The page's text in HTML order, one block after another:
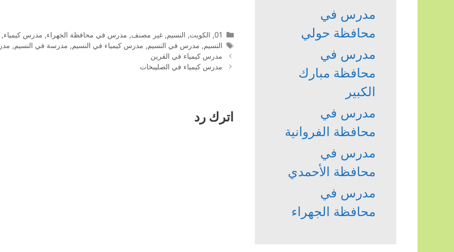
التصنيفات
01
, الكويت, النسيم, غير مصنف, مدرس في محافظة الجهراء, مدرس كيمياء,
الوسوم
النسيم, مدرس في النسيم, مدرس كيمياء في النسيم, مدرسة في النسيم,
مدرس كيمياء في القرين
مدرس كيمياء في الصليبخات
اترك رد
مدرس في
محافظة حولي
مدرس في
محافظة مبارك
الكبير
مدرس في
محافظة الفروانية
مدرس في
محافظة الأحمدي
مدرس في
محافظة الجهراء